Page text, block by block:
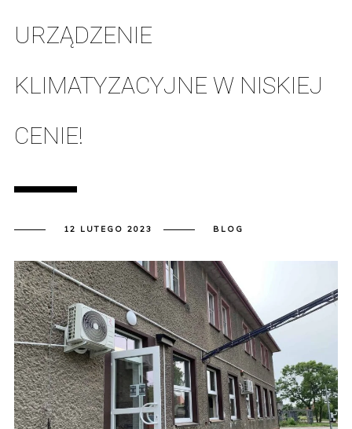
URZĄDZENIE
KLIMATYZACYJNE W NISKIEJ
CENIE!
12 LUTEGO 2023 BLOG